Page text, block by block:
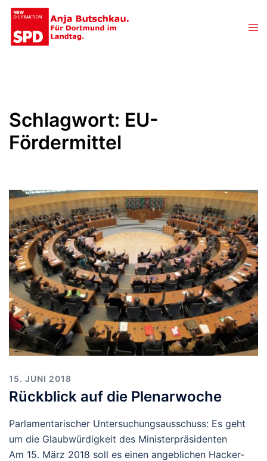
Zum
Inhalt
springen
Schlagwort: EU-
Fördermittel
15. JUNI 2018
Rückblick auf die Plenarwoche
Parlamentarischer Untersuchungsausschuss: Es geht
um die Glaubwürdigkeit des Ministerpräsidenten
Am 15. März 2018 soll es einen angeblichen Hacker-